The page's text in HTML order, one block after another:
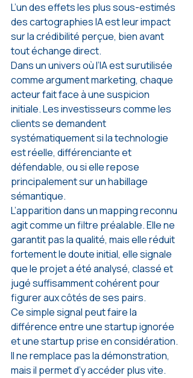
L’un des effets les plus sous-estimés
des cartographies IA est leur impact
sur la crédibilité perçue, bien avant
tout échange direct.
Dans un univers où l’IA est surutilisée
comme argument marketing, chaque
acteur fait face à une suspicion
initiale. Les investisseurs comme les
clients se demandent
systématiquement si la technologie
est réelle, différenciante et
défendable, ou si elle repose
principalement sur un habillage
sémantique.
L’apparition dans un mapping reconnu
agit comme un filtre préalable. Elle ne
garantit pas la qualité, mais elle réduit
fortement le doute initial, elle signale
que le projet a été analysé, classé et
jugé suffisamment cohérent pour
figurer aux côtés de ses pairs.
Ce simple signal peut faire la
différence entre une startup ignorée
et une startup prise en considération.
Il ne remplace pas la démonstration,
mais il permet d’y accéder plus vite.